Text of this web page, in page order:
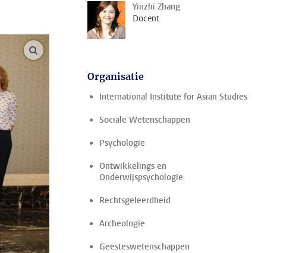
vergroot afbeeldingen
Yinzhi Zhang
Docent
Organisatie
International Institute for Asian Studies
Sociale Wetenschappen
Psychologie
Ontwikkelings en
Onderwijspsychologie
Rechtsgeleerdheid
Archeologie
Geesteswetenschappen